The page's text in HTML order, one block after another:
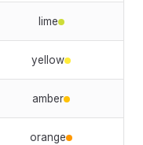
lime
yellow
amber
orange